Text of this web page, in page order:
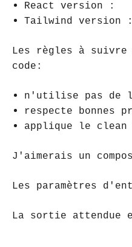
React version :
Tailwind version :
Les règles à suivre
code:
n'utilise pas de
respecte bonnes
applique le clean
J'aimerais un
Les paramètres
La sortie attendue